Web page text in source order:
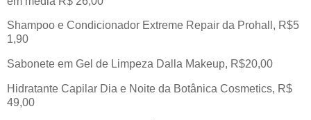
Shampoo e Condicionador Extreme Repair da Prohall, R$5
1,90
Sabonete em Gel de Limpeza Dalla Makeup, R$20,00
Hidratante Capilar Dia e Noite da Botânica Cosmetics, R$
49,00